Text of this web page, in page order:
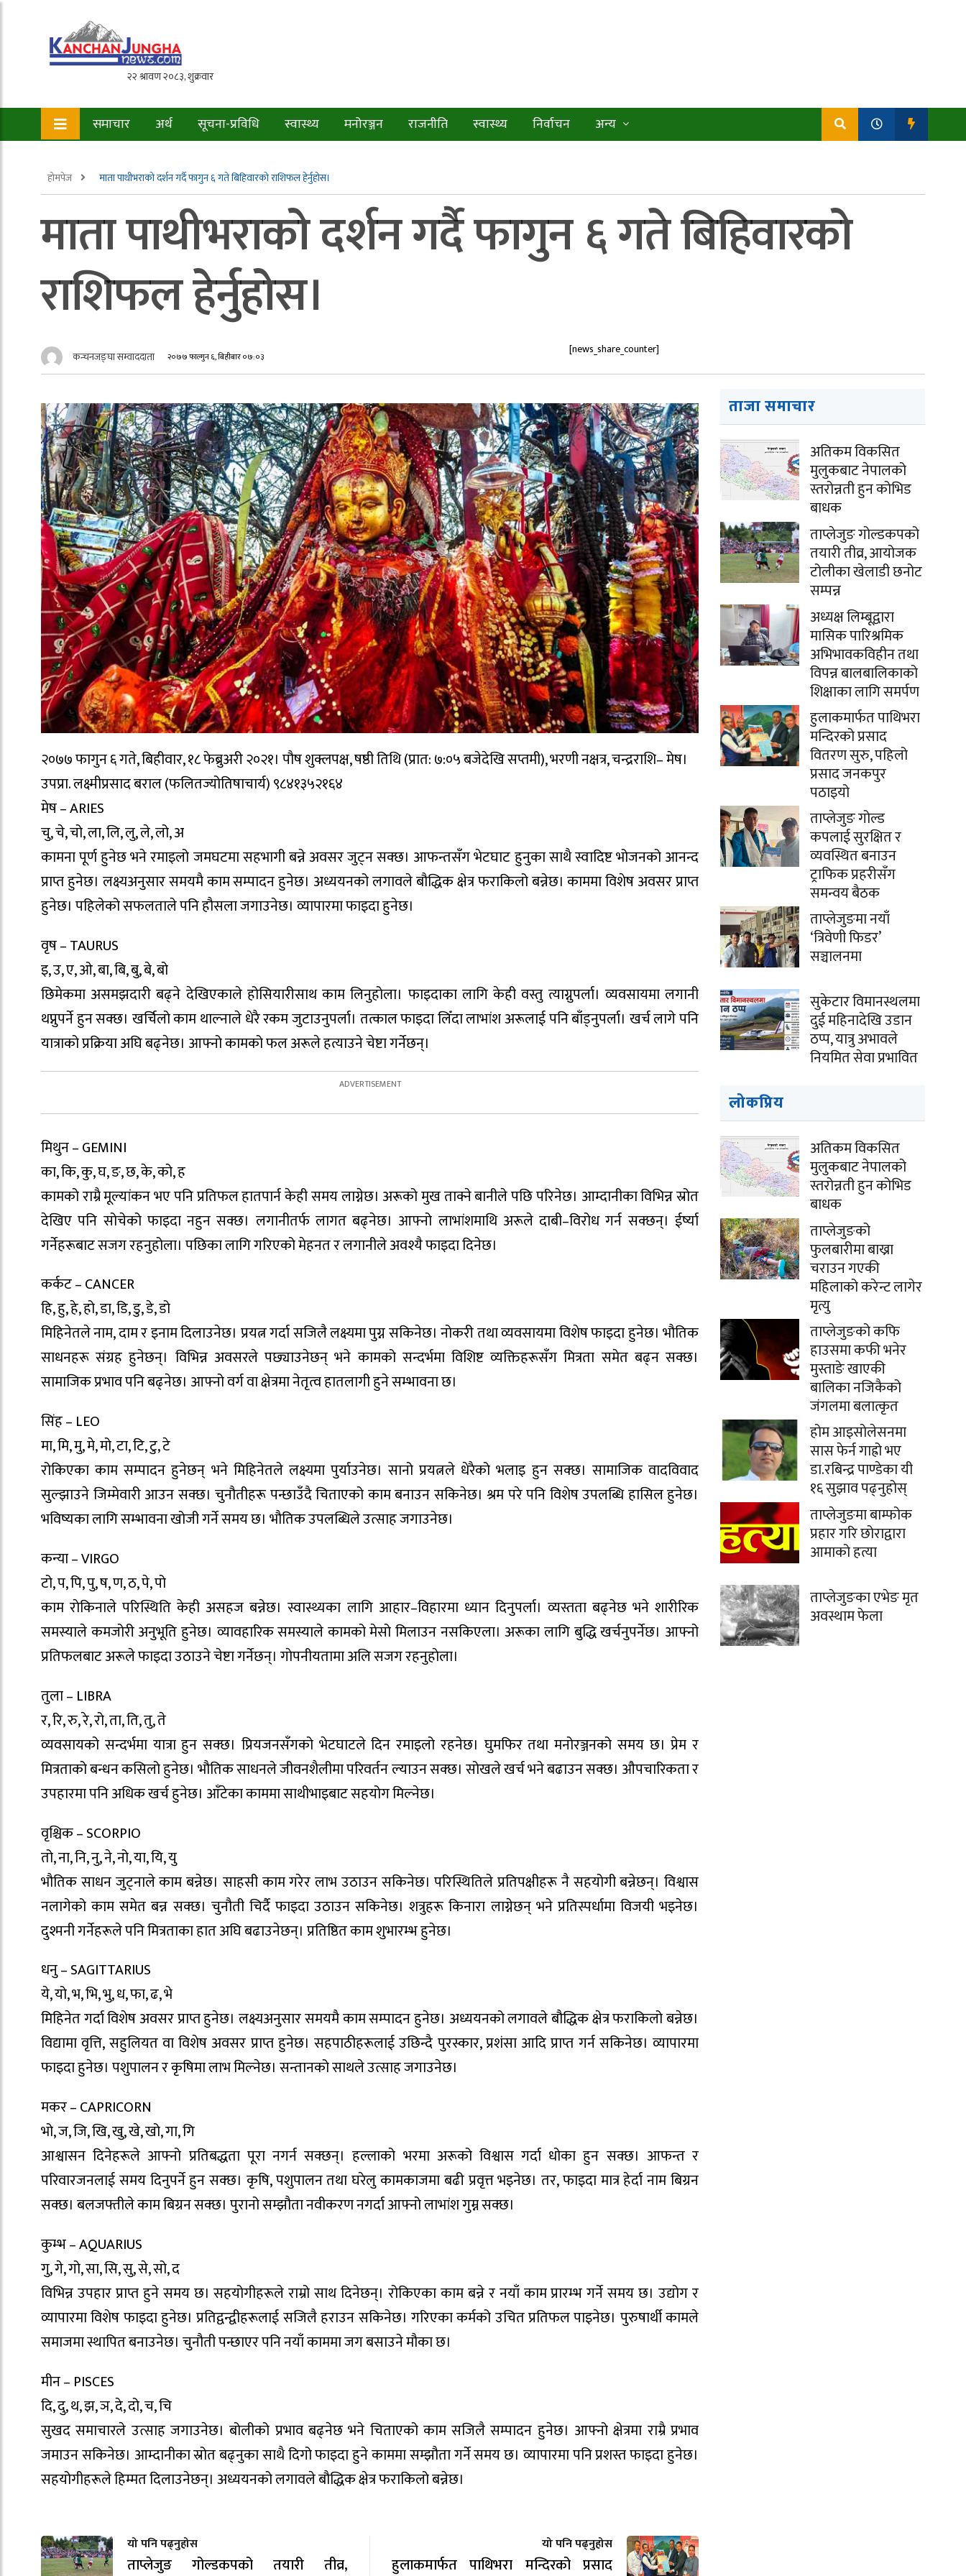
समाचार अर्थ सूचना-प्रविधि स्वास्थ्य मनोरञ्जन राजनीति स्वास्थ्य निर्वाचन अन्य
होमपेज माता पाथीभराको दर्शन गर्दै फागुन ६ गते बिहिवारको राशिफल हेर्नुहोस।
माता पाथीभराको दर्शन गर्दै फागुन ६ गते बिहिवारको
राशिफल हेर्नुहोस।
कन्चनजङ्घा सम्वाददाता २०७७ फाल्गुन ६, बिहीबार ०७:०३ [news_share_counter]
२०७७ फागुन ६ गते, बिहीवार, १८ फेब्रुअरी २०२१। पौष शुक्लपक्ष, षष्ठी तिथि (प्रात: ७:०५ बजेदेखि सप्तमी), भरणी नक्षत्र, चन्द्रराशि– मेष।
उपप्रा. लक्ष्मीप्रसाद बराल (फलितज्योतिषाचार्य) ९८४१३५२१६४
मेष – ARIES
चु, चे, चो, ला, लि, लु, ले, लो, अ
कामना पूर्ण हुनेछ भने रमाइलो जमघटमा सहभागी बन्ने अवसर जुट्न सक्छ। आफन्तसँग भेटघाट हुनुका साथै स्वादिष्ट भोजनको आनन्द
प्राप्त हुनेछ। लक्ष्यअनुसार समयमै काम सम्पादन हुनेछ। अध्ययनको लगावले बौद्धिक क्षेत्र फराकिलो बन्नेछ। काममा विशेष अवसर प्राप्त
हुनेछ। पहिलेको सफलताले पनि हौसला जगाउनेछ। व्यापारमा फाइदा हुनेछ।
वृष – TAURUS
इ, उ, ए, ओ, बा, बि, बु, बे, बो
छिमेकमा असमझदारी बढ्ने देखिएकाले होसियारीसाथ काम लिनुहोला। फाइदाका लागि केही वस्तु त्याग्नुपर्ला। व्यवसायमा लगानी
थप्नुपर्ने हुन सक्छ। खर्चिलो काम थाल्नाले धेरै रकम जुटाउनुपर्ला। तत्काल फाइदा लिँदा लाभांश अरूलाई पनि बाँड्नुपर्ला। खर्च लागे पनि
यात्राको प्रक्रिया अघि बढ्नेछ। आफ्नो कामको फल अरूले हत्याउने चेष्टा गर्नेछन्।
मिथुन – GEMINI
का, कि, कु, घ, ङ, छ, के, को, ह
कामको राम्रै मूल्यांकन भए पनि प्रतिफल हातपार्न केही समय लाग्नेछ। अरूको मुख ताक्ने बानीले पछि परिनेछ। आम्दानीका विभिन्न स्रोत
देखिए पनि सोचेको फाइदा नहुन सक्छ। लगानीतर्फ लागत बढ्नेछ। आफ्नो लाभांशमाथि अरूले दाबी–विरोध गर्न सक्छन्। ईर्ष्या
गर्नेहरूबाट सजग रहनुहोला। पछिका लागि गरिएको मेहनत र लगानीले अवश्यै फाइदा दिनेछ।
कर्कट – CANCER
हि, हु, हे, हो, डा, डि, डु, डे, डो
मिहिनेतले नाम, दाम र इनाम दिलाउनेछ। प्रयत्न गर्दा सजिलै लक्ष्यमा पुग्न सकिनेछ। नोकरी तथा व्यवसायमा विशेष फाइदा हुनेछ। भौतिक
साधनहरू संग्रह हुनेछन्। विभिन्न अवसरले पछ्याउनेछन् भने कामको सन्दर्भमा विशिष्ट व्यक्तिहरूसँग मित्रता समेत बढ्न सक्छ।
सामाजिक प्रभाव पनि बढ्नेछ। आफ्नो वर्ग वा क्षेत्रमा नेतृत्व हातलागी हुने सम्भावना छ।
सिंह – LEO
मा, मि, मु, मे, मो, टा, टि, टु, टे
रोकिएका काम सम्पादन हुनेछन् भने मिहिनेतले लक्ष्यमा पुर्याउनेछ। सानो प्रयत्नले धेरैको भलाइ हुन सक्छ। सामाजिक वादविवाद
सुल्झाउने जिम्मेवारी आउन सक्छ। चुनौतीहरू पन्छाउँदै चिताएको काम बनाउन सकिनेछ। श्रम परे पनि विशेष उपलब्धि हासिल हुनेछ।
भविष्यका लागि सम्भावना खोजी गर्ने समय छ। भाैतिक उपलब्धिले उत्साह जगाउनेछ।
कन्या – VIRGO
टो, प, पि, पु, ष, ण, ठ, पे, पो
काम राेकिनाले परिस्थिति केही असहज बन्नेछ। स्वास्थ्यका लागि आहार–विहारमा ध्यान दिनुपर्ला। व्यस्तता बढ्नेछ भने शारीरिक
समस्याले कमजोरी अनुभूति हुनेछ। व्यावहारिक समस्याले कामको मेसो मिलाउन नसकिएला। अरूका लागि बुद्धि खर्चनुपर्नेछ। आफ्नो
प्रतिफलबाट अरूले फाइदा उठाउने चेष्टा गर्नेछन्। गाेपनीयतामा अलि सजग रहनुहाेला।
तुला – LIBRA
र, रि, रु, रे, रो, ता, ति, तु, ते
व्यवसायको सन्दर्भमा यात्रा हुन सक्छ। प्रियजनसँगको भेटघाटले दिन रमाइलो रहनेछ। घुमफिर तथा मनोरञ्जनको समय छ। प्रेम र
मित्रताको बन्धन कसिलो हुनेछ। भौतिक साधनले जीवनशैलीमा परिवर्तन ल्याउन सक्छ। सोखले खर्च भने बढाउन सक्छ। औपचारिकता र
उपहारमा पनि अधिक खर्च हुनेछ। आँटेका काममा साथीभाइबाट सहयोग मिल्नेछ।
वृश्चिक – SCORPIO
तो, ना, नि, नु, ने, नो, या, यि, यु
भौतिक साधन जुट्नाले काम बन्नेछ। साहसी काम गरेर लाभ उठाउन सकिनेछ। परिस्थितिले प्रतिपक्षीहरू नै सहयोगी बन्नेछन्। विश्वास
नलागेको काम समेत बन्न सक्छ। चुनौती चिर्दै फाइदा उठाउन सकिनेछ। शत्रुहरू किनारा लाग्नेछन् भने प्रतिस्पर्धामा विजयी भइनेछ।
दुश्मनी गर्नेहरूले पनि मित्रताका हात अघि बढाउनेछन्। प्रतिष्ठित काम शुभारम्भ हुनेछ।
धनु – SAGITTARIUS
ये, यो, भ, भि, भु, ध, फा, ढ, भे
मिहिनेत गर्दा विशेष अवसर प्राप्त हुनेछ। लक्ष्यअनुसार समयमै काम सम्पादन हुनेछ। अध्ययनको लगावले बौद्धिक क्षेत्र फराकिलो बन्नेछ।
विद्यामा वृत्ति, सहुलियत वा विशेष अवसर प्राप्त हुनेछ। सहपाठीहरूलाई उछिन्दै पुरस्कार, प्रशंसा आदि प्राप्त गर्न सकिनेछ। व्यापारमा
फाइदा हुनेछ। पशुपालन र कृषिमा लाभ मिल्नेछ। सन्तानको साथले उत्साह जगाउनेछ।
मकर – CAPRICORN
भो, ज, जि, खि, खु, खे, खो, गा, गि
आश्वासन दिनेहरूले आफ्नो प्रतिबद्धता पूरा नगर्न सक्छन्। हल्लाको भरमा अरूको विश्वास गर्दा धोका हुन सक्छ। आफन्त र
परिवारजनलाई समय दिनुपर्ने हुन सक्छ। कृषि, पशुपालन तथा घरेलु कामकाजमा बढी प्रवृत्त भइनेछ। तर, फाइदा मात्र हेर्दा नाम बिग्रन
सक्छ। बलजफ्तीले काम बिग्रन सक्छ। पुरानो सम्झौता नवीकरण नगर्दा आफ्नो लाभांश गुम्न सक्छ।
कुम्भ – AQUARIUS
गु, गे, गो, सा, सि, सु, से, सो, द
विभिन्न उपहार प्राप्त हुने समय छ। सहयोगीहरूले राम्रो साथ दिनेछन्। रोकिएका काम बन्ने र नयाँ काम प्रारम्भ गर्ने समय छ। उद्योग र
व्यापारमा विशेष फाइदा हुनेछ। प्रतिद्वन्द्वीहरूलाई सजिलै हराउन सकिनेछ। गरिएका कर्मको उचित प्रतिफल पाइनेछ। पुरुषार्थी कामले
समाजमा स्थापित बनाउनेछ। चुनौती पन्छाएर पनि नयाँ काममा जग बसाउने मौका छ।
मीन – PISCES
दि, दु, थ, झ, ञ, दे, दो, च, चि
सुखद समाचारले उत्साह जगाउनेछ। बोलीको प्रभाव बढ्नेछ भने चिताएको काम सजिलै सम्पादन हुनेछ। आफ्नो क्षेत्रमा राम्रै प्रभाव
जमाउन सकिनेछ। आम्दानीका स्रोत बढ्नुका साथै दिगो फाइदा हुने काममा सम्झौता गर्ने समय छ। व्यापारमा पनि प्रशस्त फाइदा हुनेछ।
सहयोगीहरूले हिम्मत दिलाउनेछन्। अध्ययनको लगावले बौद्धिक क्षेत्र फराकिलो बन्नेछ।
यो पनि पढ्नुहोस
ताप्लेजुङ गोल्डकपको तयारी तीव्र,
यो पनि पढ्नुहोस
हुलाकमार्फत पाथिभरा मन्दिरको प्रसाद
ताजा समाचार
अतिकम विकसित
मुलुकबाट नेपालको
स्तरोन्नती हुन कोभिड
बाधक
ताप्लेजुङ गोल्डकपको
तयारी तीव्र, आयोजक
टोलीका खेलाडी छनोट
सम्पन्न
अध्यक्ष लिम्बूद्वारा
मासिक पारिश्रमिक
अभिभावकविहीन तथा
विपन्न बालबालिकाको
शिक्षाका लागि समर्पण
हुलाकमार्फत पाथिभरा
मन्दिरको प्रसाद
वितरण सुरु, पहिलो
प्रसाद जनकपुर
पठाइयो
ताप्लेजुङ गोल्ड
कपलाई सुरक्षित र
व्यवस्थित बनाउन
ट्राफिक प्रहरीसँग
समन्वय बैठक
ताप्लेजुङमा नयाँ
‘त्रिवेणी फिडर’
सञ्चालनमा
सुकेटार विमानस्थलमा
दुई महिनादेखि उडान
ठप्प, यात्रु अभावले
नियमित सेवा प्रभावित
लोकप्रिय
अतिकम विकसित
मुलुकबाट नेपालको
स्तरोन्नती हुन कोभिड
बाधक
ताप्लेजुङको
फुलबारीमा बाख्रा
चराउन गएकी
महिलाको करेन्ट लागेर
मृत्यु
ताप्लेजुङको कफि
हाउसमा कफी भनेर
मुस्ताङे खाएकी
बालिका नजिकैको
जंगलमा बलात्कृत
होम आइसोलेसनमा
सास फेर्न गाह्रो भए
डा.रबिन्द्र पाण्डेका यी
१६ सुझाव पढ्नुहोस्
ताप्लेजुङमा बाम्फोक
प्रहार गरि छोराद्वारा
आमाको हत्या
ताप्लेजुङका एभेङ मृत
अवस्थाम फेला